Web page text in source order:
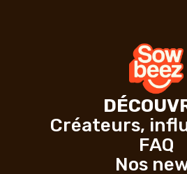
Créateurs,
FAQ
Nos